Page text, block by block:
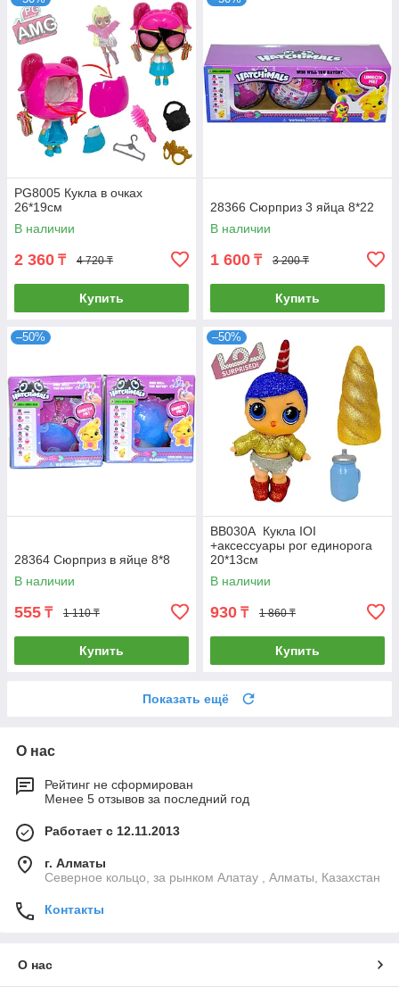
PG8005 Кукла в очках
26*19см
В наличии
2 360 ₸ 4 720 ₸
Купить
28366 Сюрприз 3 яйца 8*22
В наличии
1 600 ₸ 3 200 ₸
Купить
–50%
28364 Сюрприз в яйце 8*8
В наличии
555 ₸ 1 110 ₸
Купить
–50%
BB030A Кукла IOI
+аксессуары рог единорога
20*13см
В наличии
930 ₸ 1 860 ₸
Купить
Показать ещё
О нас
Рейтинг не сформирован
Менее 5 отзывов за последний год
Работает с 12.11.2013
г. Алматы
Северное кольцо, за рынком Алатау , Алматы, Казахстан
Контакты
О нас